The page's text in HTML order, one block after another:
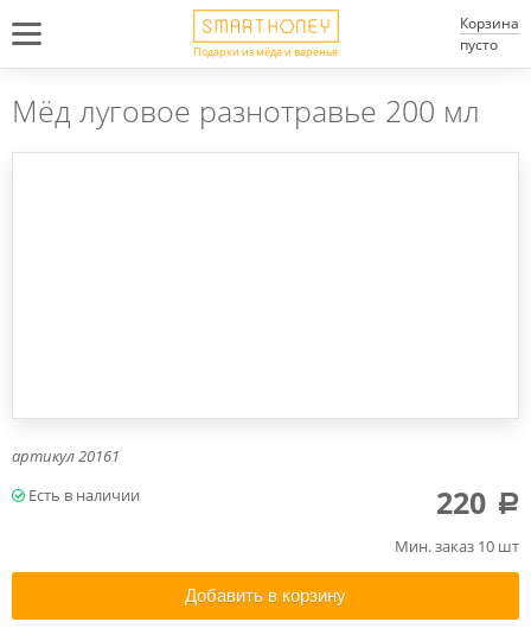
Подарки из мёда и варенья
Корзина
пусто
Мёд луговое разнотравье 200 мл
артикул20161
Мин. заказ 10 шт
220 a
Добавить в корзину